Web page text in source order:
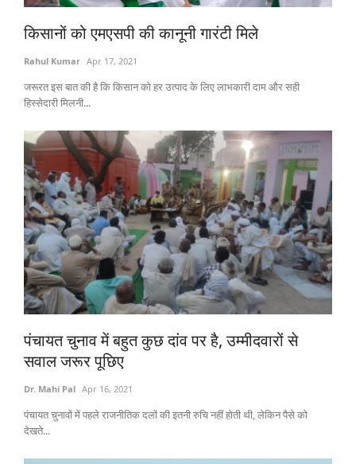
Events
Agribusiness
Agritech
Cooperatives
International
Rural Dialogue
Ground Report
Rural Connect
Gallery
National
किसानों को एमएसपी की कानूनी गारंटी मिले
Rahul Kumar Apr 17, 2021
जरूरत इस बात की है कि किसान को हर उत्पाद के लिए लाभकारी दाम और सही
हिस्सेदारी मिलनी...
पंचायत चुनाव में बहुत कुछ दांव पर है, उम्मीदवारों से
सवाल जरूर पूछिए
Dr. Mahi Pal Apr 16, 2021
पंचायत चुनावों में पहले राजनीतिक दलों की इतनी रुचि नहीं होती थी, लेकिन पैसे को
देखते...